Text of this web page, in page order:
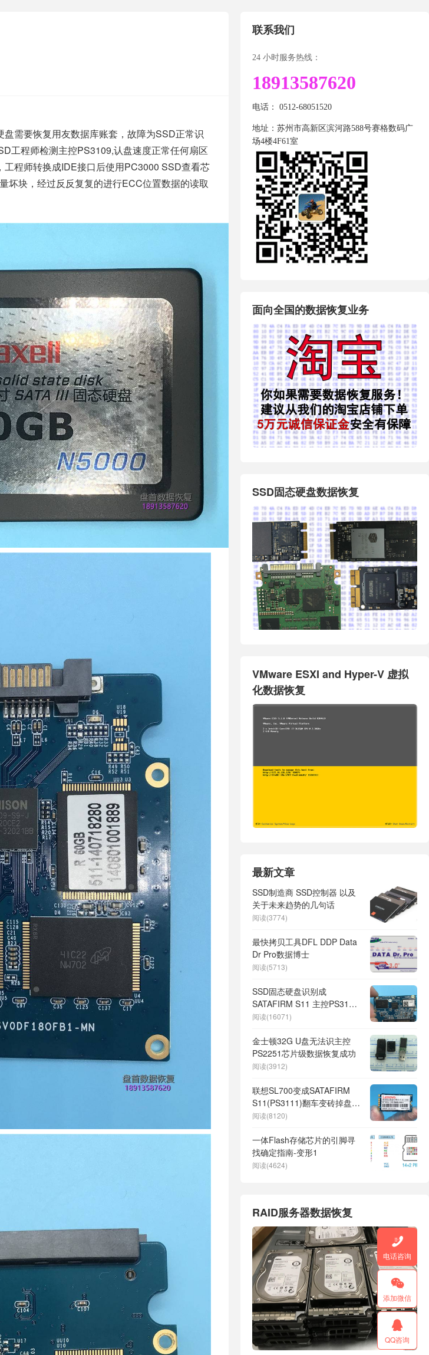
需要恢复用友数据库账套，故障为SSD正常识
工程师检测主控PS3109,认盘速度正常任何扇区
程师转换成IDE接口后使用PC3000 SSD查看芯
坏块，经过反反复复的进行ECC位置数据的读取
联系我们
24 小时服务热线：
18913587620
电话： 0512-68051520
地址：苏州市高新区滨河路588号赛格数码广
场4楼4F61室
面向全国的数据恢复业务
SSD固态硬盘数据恢复
VMware ESXI and Hyper-V 虚拟
化数据恢复
最新文章
SSD制造商 SSD控制器 以及
关于未来趋势的几句话
阅读(3774)
最快拷贝工具DFL DDP Data
Dr Pro数据博士
阅读(5713)
SSD固态硬盘识别成
SATAFIRM S11 主控PS3111
芯片数据完美恢复
阅读(16071)
金士顿32G U盘无法识主控
PS2251芯片级数据恢复成功
阅读(3912)
联想SL700变成SATAFIRM
S11(PS3111)翻车变砖掉盘无
法识别不读盘SSD数据恢复
阅读(8120)
一体Flash存储芯片的引脚寻
找确定指南-变形1
阅读(4624)
RAID服务器数据恢复

电话咨询

添加微信

QQ咨询